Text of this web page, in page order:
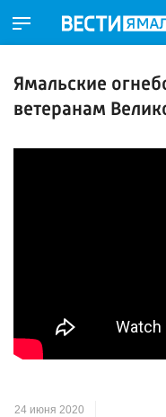
Ямальские
ветеранам
24 июня 2020